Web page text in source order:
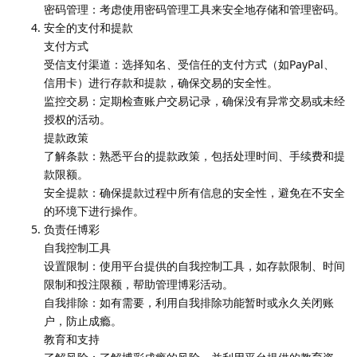
密码管理：考虑使用密码管理工具来安全地存储和管理密码。
安全的支付和提款
支付方式
受信支付渠道：选择知名、受信任的支付方式（如PayPal、
信用卡）进行存款和提款，确保交易的安全性。
监控交易：定期检查账户交易记录，确保没有异常交易或未经
授权的活动。
提款政策
了解条款：熟悉平台的提款政策，包括处理时间、手续费和提
款限额。
安全提款：确保提款过程中所有信息的安全性，避免在不安全
的环境下进行操作。
负责任博彩
自我控制工具
设置限制：使用平台提供的自我控制工具，如存款限制、时间
限制和投注限额，帮助管理博彩活动。
自我排除：如有需要，利用自我排除功能暂时或永久关闭账
户，防止成瘾。
教育和支持